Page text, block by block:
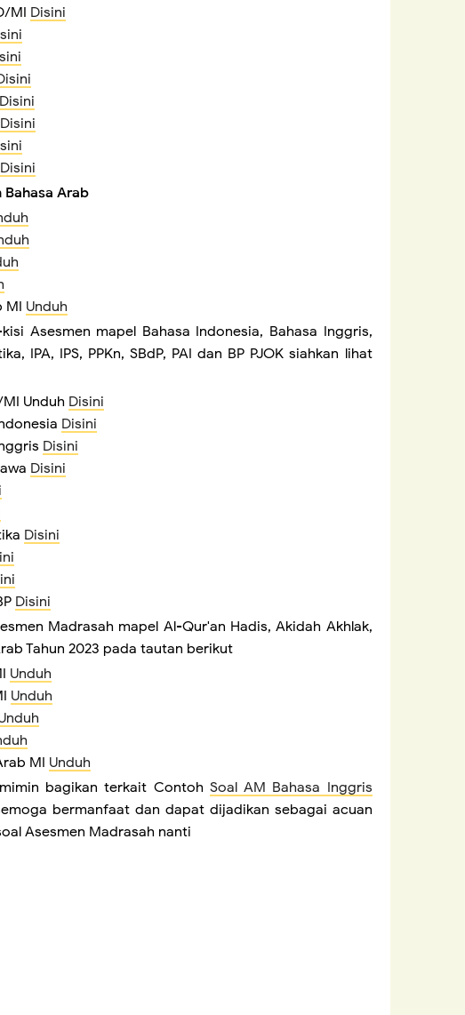
MI Disini
Disini
Disini
Disini
Bahasa Arab
MI Unduh
Asesmen mapel Bahasa Indonesia, Bahasa Inggris,
IPA, IPS, PPKn, SBdP, PAI dan BP PJOK siahkan lihat
Unduh Disini
Disini
Disini
Disini
Disini
Disini
Madrasah mapel Al-Qur'an Hadis, Akidah Akhlak,
Tahun 2023 pada tautan berikut
Unduh
Unduh
MI Unduh
bagikan terkait Contoh Soal AM Bahasa Inggris
bermanfaat dan dapat dijadikan sebagai acuan
Asesmen Madrasah nanti